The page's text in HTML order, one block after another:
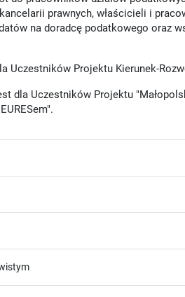
prawnych, właścicieli i
na doradcę podatkowego oraz
Uczestników Projektu Kierunek-
dla Uczestników Projektu